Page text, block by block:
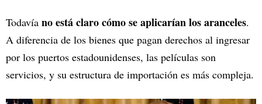
Todavía no está claro cómo se aplicarían los aranceles.
A diferencia de los bienes que pagan derechos al ingresar
por los puertos estadounidenses, las películas son
servicios, y su estructura de importación es más compleja.